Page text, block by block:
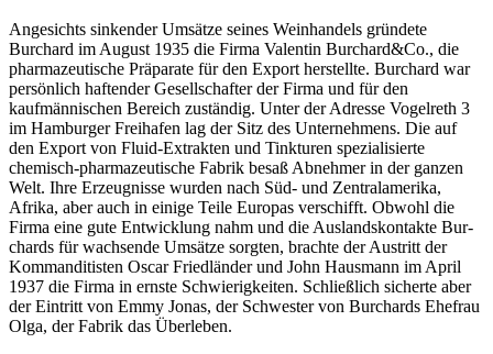
Angesichts sinkender Umsätze seines Weinhandels gründete
Burchard im August 1935 die Firma Valentin Burchard&Co., die
pharmazeutische Präparate für den Export herstellte. Bur­­­chard war
persönlich haftender Gesellschafter der Firma und für den
kaufmännischen Be­reich zuständig. Unter der Adresse Vogelreth 3
im Hamburger Frei­hafen lag der Sitz des Unter­nehmens. Die auf
den Export von Fluid-Extrakten und Tinkturen spezialisierte
chemisch-pharmazeutische Fabrik besaß Abnehmer in der ganzen
Welt. Ihre Er­zeug­nisse wurden nach Süd- und Zentralamerika,
Afrika, aber auch in einige Teile Europas verschifft. Obwohl die
Firma eine gute Entwicklung nahm und die Auslandskontakte Bur­
chards für wachsende Um­sätze sorgten, brachte der Austritt der
Kommanditisten Oscar Friedl­änder und John Haus­mann im April
1937 die Firma in ernste Schwierigkeiten. Schließlich sicherte aber
der Eintritt von Emmy Jonas, der Schwester von Burchards Ehefrau
Olga, der Fabrik das Überleben.